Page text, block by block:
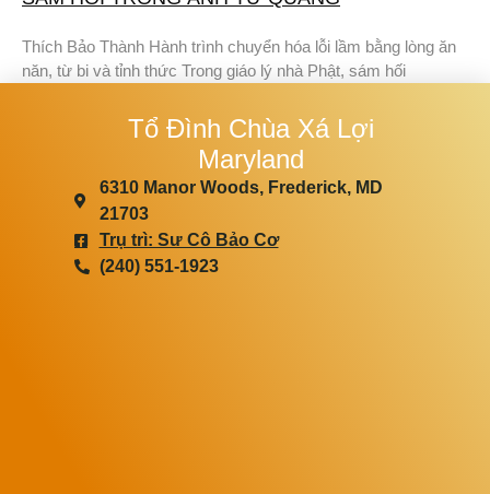
Thích Bảo Thành Hành trình chuyển hóa lỗi lầm bằng lòng ăn
năn, từ bi và tỉnh thức Trong giáo lý nhà Phật, sám hối
Tổ Đình Chùa Xá Lợi
Maryland
6310 Manor Woods, Frederick, MD
21703
Trụ trì: Sư Cô Bảo Cơ
(240) 551-1923